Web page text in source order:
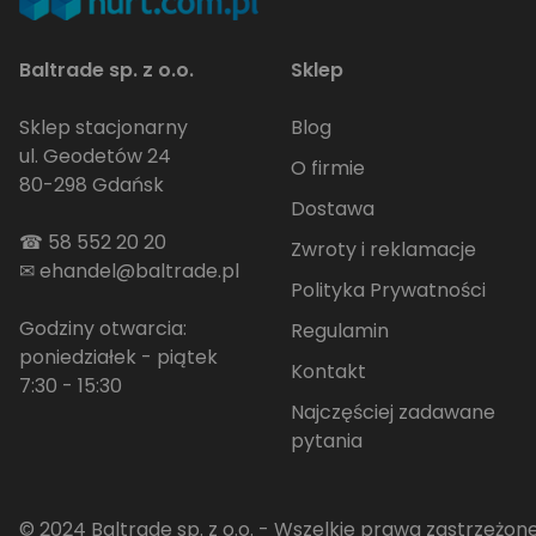
Baltrade sp. z o.o.
Sklep stacjonarny
ul. Geodetów 24
80-298 Gdańsk
☎ 58 552 20 20
✉ehandel@baltrade.pl
Godziny otwarcia:
poniedziałek - piątek
7:30 - 15:30
Sklep
Blog
O firmie
Dostawa
Zwroty i reklamacje
Polityka Prywatności
Regulamin
Kontakt
Najczęściej zadawane
pytania
© 2024 Baltrade sp. z o.o. - Wszelkie prawa